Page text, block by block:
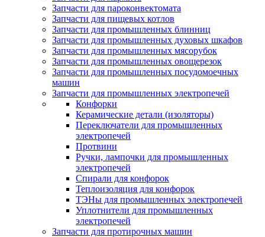
Запчасти для пароконвектомата
Запчасти для пищевых котлов
Запчасти для промышленных блинниц
Запчасти для промышленных духовых шкафов
Запчасти для промышленных мясорубок
Запчасти для промышленных овощерезок
Запчасти для промышленных посудомоечных
машин
Запчасти для промышленных электропечей
Конфорки
Керамические детали (изоляторы)
Переключатели для промышленных
электропечей
Протвини
Ручки, лампочки для промышленных
электропечей
Спирали для конфорок
Теплоизоляция для конфорок
ТЭНы для промышленных электропечей
Уплотнители для промышленных
электропечей
Запчасти для протирочных машин